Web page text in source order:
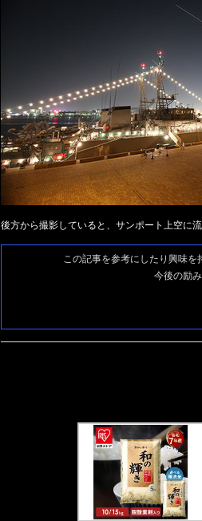
後方から撮影していると、サンポート上空に
この記事を参考にしたり興味を
今後の励